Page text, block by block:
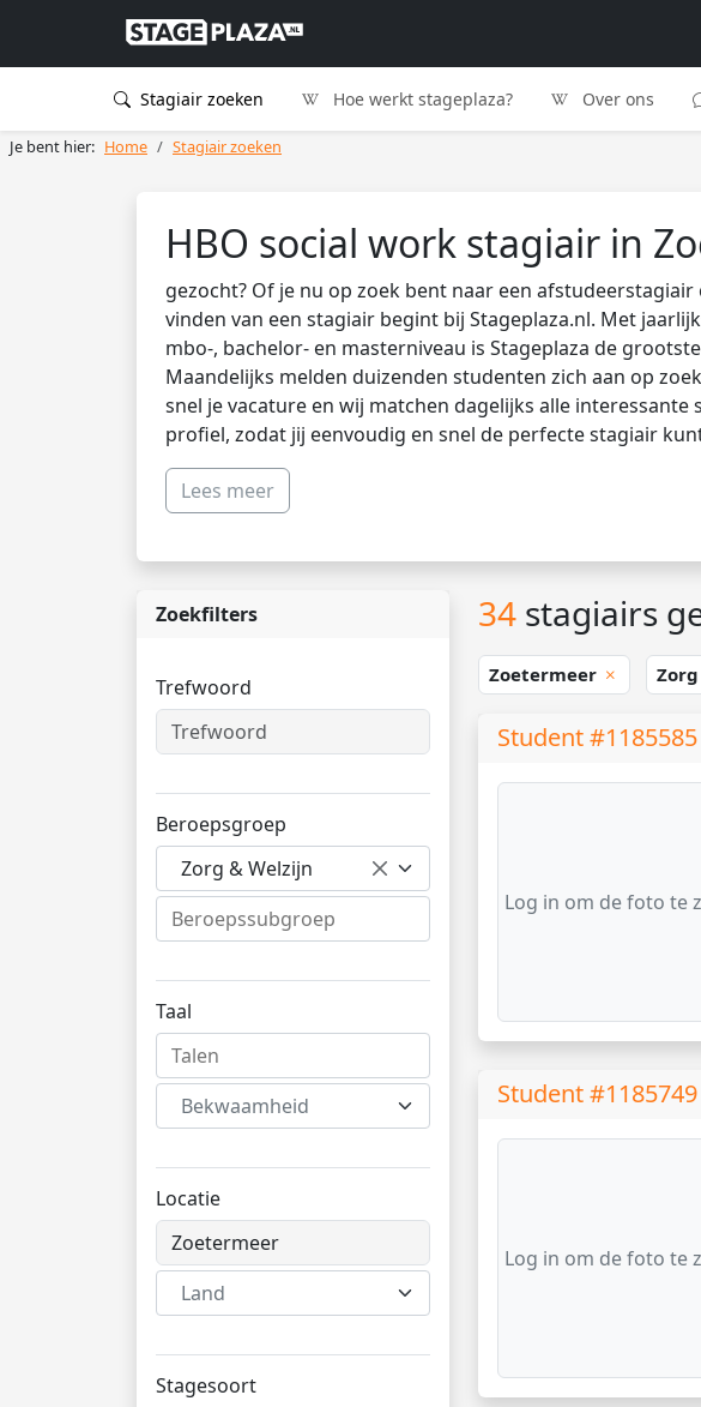
Stagiair zoeken Hoe werkt stageplaza? Over ons
Je bent hier: Home Stagiair zoeken
HBO social work stagiair in
gezocht? Of je nu op zoek bent naar een
vinden van een stagiair begint bij Stageplaza.nl. Met
mbo-, bachelor- en masterniveau is Stageplaza de
Maandelijks melden duizenden studenten zich aan op
snel je vacature en wij matchen dagelijks alle interessante
profiel, zodat jij eenvoudig en snel de perfecte stagiair
Lees meer
Zoekfilters
Trefwoord
Beroepsgroep
Zorg & Welzijn
Taal
Bekwaamheid
Locatie
Land
Stagesoort
34 stagiairs
Zoetermeer
Student
Log in om de foto te
Student
Log in om de foto te